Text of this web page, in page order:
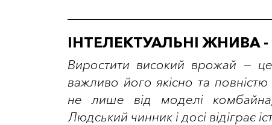
ІНТЕЛЕКТУАЛЬНІ ЖНИВА -
Виростити високий врожай —
важливо його якісно та повністю
не лише від моделі
Людський чинник і досі відіграє